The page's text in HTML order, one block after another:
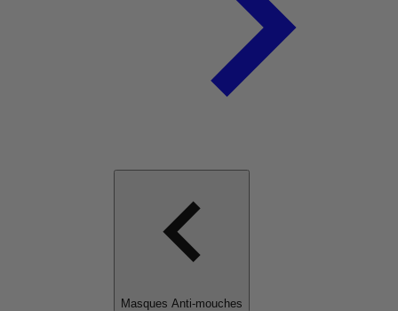
Masques Anti-mouches